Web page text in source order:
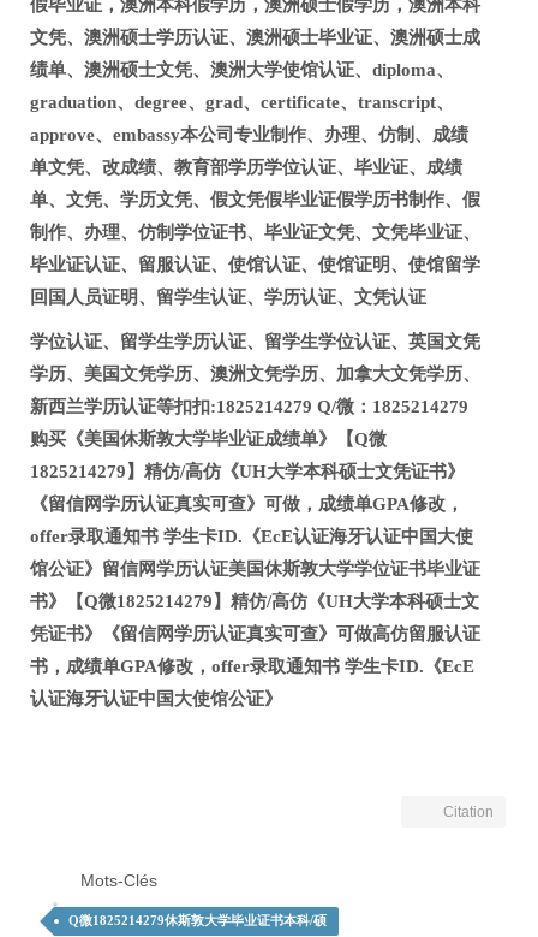
假毕业证，澳洲本科假学历，澳洲硕士假学历，澳洲本科
文凭、澳洲硕士学历认证、澳洲硕士毕业证、澳洲硕士成
绩单、澳洲硕士文凭、澳洲大学使馆认证、diploma、
graduation、degree、grad、certificate、transcript、
approve、embassy本公司专业制作、办理、仿制、成绩
单文凭、改成绩、教育部学历学位认证、毕业证、成绩
单、文凭、学历文凭、假文凭假毕业证假学历书制作、假
制作、办理、仿制学位证书、毕业证文凭、文凭毕业证、
毕业证认证、留服认证、使馆认证、使馆证明、使馆留学
回国人员证明、留学生认证、学历认证、文凭认证
学位认证、留学生学历认证、留学生学位认证、英国文凭
学历、美国文凭学历、澳洲文凭学历、加拿大文凭学历、
新西兰学历认证等扣扣:1825214279 Q/微：1825214279
购买《美国休斯敦大学毕业证成绩单》【Q微
1825214279】精仿/高仿《UH大学本科硕士文凭证书》
《留信网学历认证真实可查》可做，成绩单GPA修改，
offer录取通知书 学生卡ID.《EcE认证海牙认证中国大使
馆公证》留信网学历认证美国休斯敦大学学位证书毕业证
书》【Q微1825214279】精仿/高仿《UH大学本科硕士文
凭证书》《留信网学历认证真实可查》可做高仿留服认证
书，成绩单GPA修改，offer录取通知书 学生卡ID.《EcE
认证海牙认证中国大使馆公证》
Citation
Mots-Clés
Q微1825214279休斯敦大学毕业证书本科/硕